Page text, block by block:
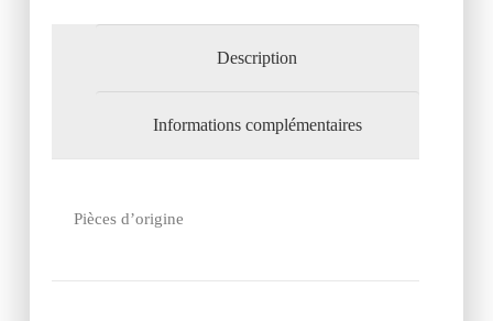
Description
Informations complémentaires
Pièces d’origine